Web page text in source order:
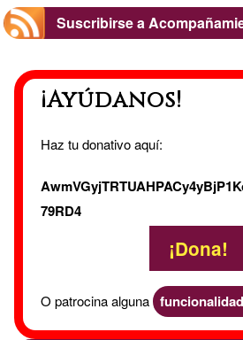
Suscribirse a
¡Ayúdanos!
Haz tu donativo aquí:
79RD4
¡Dona!
O patrocina alguna